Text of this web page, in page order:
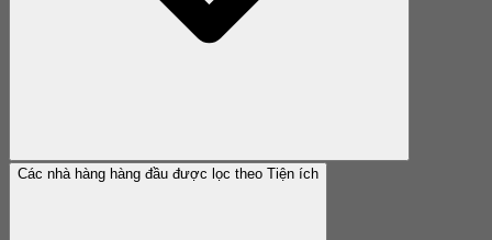
Các nhà hàng hàng đầu được lọc theo Tiện ích